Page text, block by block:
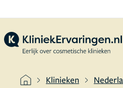
Klinieken